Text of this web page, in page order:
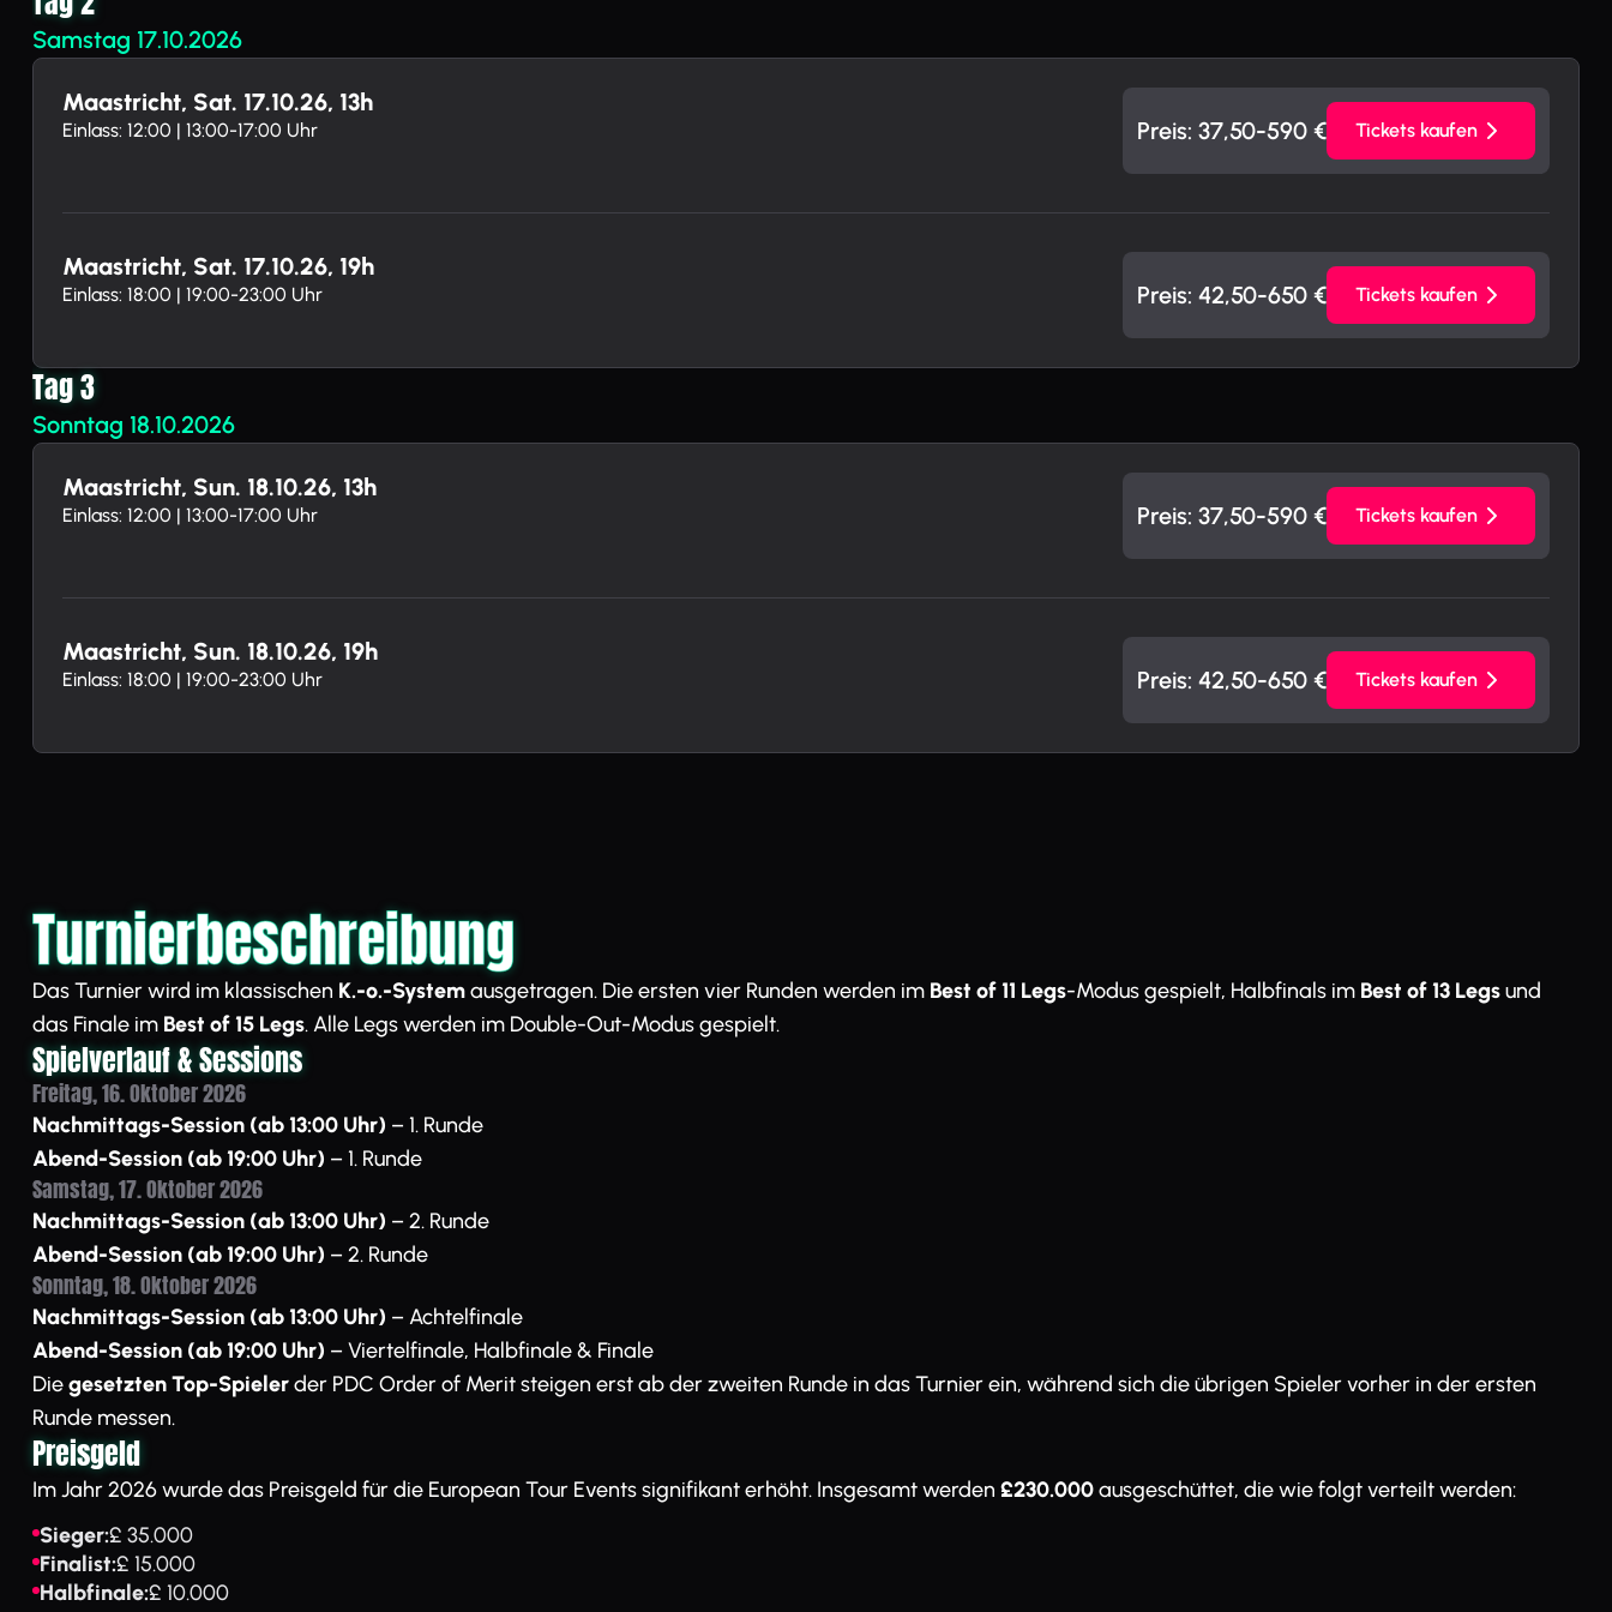
Samstag 17.10.2026
Maastricht, Sat. 17.10.26, 13h
Einlass: 12:00 | 13:00-17:00 Uhr Preis: 37,50-590 € Tickets kaufen
Maastricht, Sat. 17.10.26, 19h
Einlass: 18:00 | 19:00-23:00 Uhr Preis: 42,50-650 € Tickets kaufen
Tag 3
Sonntag 18.10.2026
Maastricht, Sun. 18.10.26, 13h
Einlass: 12:00 | 13:00-17:00 Uhr Preis: 37,50-590 € Tickets kaufen
Maastricht, Sun. 18.10.26, 19h
Einlass: 18:00 | 19:00-23:00 Uhr Preis: 42,50-650 € Tickets kaufen
Turnierbeschreibung
Das Turnier wird im klassischen K.-o.-Systemausgetragen. Die ersten vier Runden werden im Best of 11 Legs-Modus gespielt, Halbfinals im Best of 13 Legsund
das Finale im Best of 15 Legs. Alle Legs werden im Double-Out-Modus gespielt.
Spielverlauf & Sessions
Freitag, 16. Oktober 2026
Nachmittags-Session (ab 13:00 Uhr) – 1. Runde
Abend-Session (ab 19:00 Uhr) – 1. Runde
Samstag, 17. Oktober 2026
Nachmittags-Session (ab 13:00 Uhr) – 2. Runde
Abend-Session (ab 19:00 Uhr) – 2. Runde
Sonntag, 18. Oktober 2026
Nachmittags-Session (ab 13:00 Uhr) – Achtelfinale
Abend-Session (ab 19:00 Uhr) – Viertelfinale, Halbfinale & Finale
Diegesetzten Top-Spielerder PDC Order of Merit steigen erst ab der zweiten Runde in das Turnier ein, während sich die übrigen Spieler vorher in der ersten
Runde messen.
Preisgeld
Im Jahr 2026 wurde das Preisgeld für die European Tour Events signifikant erhöht. Insgesamt werden £230.000ausgeschüttet, die wie folgt verteilt werden:
Sieger:£ 35.000
Finalist:£ 15.000
Halbfinale:£ 10.000